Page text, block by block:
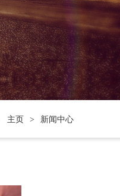
主页 > 新闻中心